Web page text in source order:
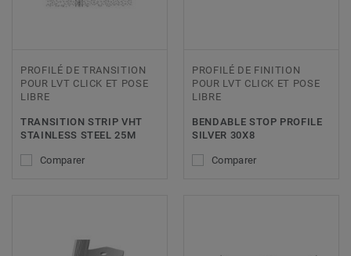
PROFILÉ DE TRANSITION
POUR LVT CLICK ET POSE
LIBRE
TRANSITION STRIP VHT
STAINLESS STEEL 25M
Comparer
PROFILÉ DE FINITION
POUR LVT CLICK ET POSE
LIBRE
BENDABLE STOP PROFILE
SILVER 30X8
Comparer